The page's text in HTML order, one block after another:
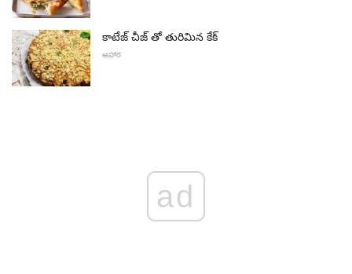
కాటేజ్ చీజ్ తో తురిమిన కేక్
ఆహార
ad